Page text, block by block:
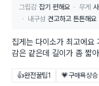
그립감 잡기 편해요 무게
내구성 견고하고 튼튼해요
집게는 다이소가 최고에요
감은 같은데 길이가 좀 짧
👍완전꿀팁1 💗구매욕상승